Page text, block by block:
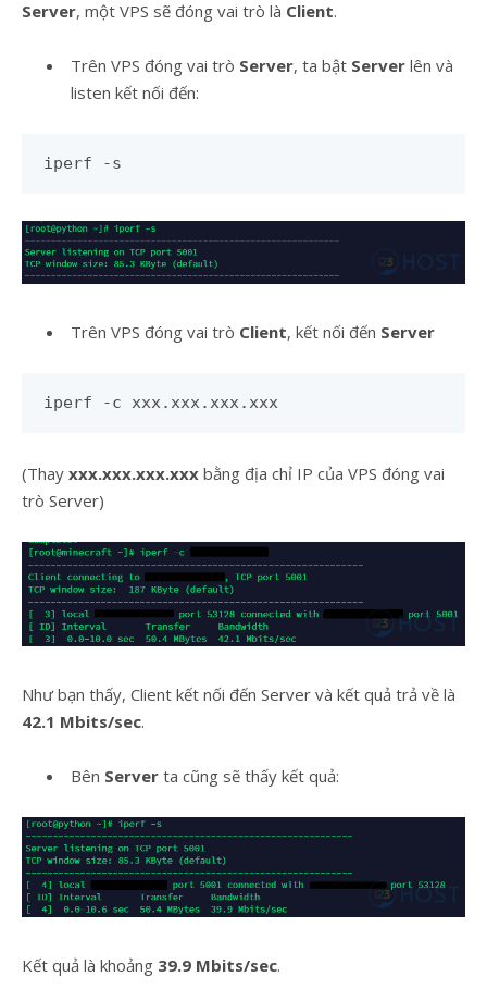
Server, một VPS sẽ đóng vai trò là Client.
Trên VPS đóng vai trò Server, ta bật Server lên và
listen kết nối đến:
iperf -s
Trên VPS đóng vai trò Client, kết nối đến Server
iperf -c xxx.xxx.xxx.xxx
(Thay xxx.xxx.xxx.xxx bằng địa chỉ IP của VPS đóng vai
trò Server)
Như bạn thấy, Client kết nối đến Server và kết quả trả về là
42.1 Mbits/sec.
Bên Server ta cũng sẽ thấy kết quả:
Kết quả là khoảng 39.9 Mbits/sec.